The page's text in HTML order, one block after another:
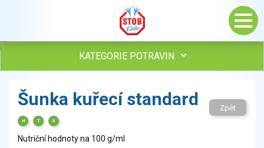
KATEGORIE POTRAVIN
Vejce
Mléko
Šunka kuřecí standard
H T S
Zpět
Nutriční hodnoty na 100 g/ml